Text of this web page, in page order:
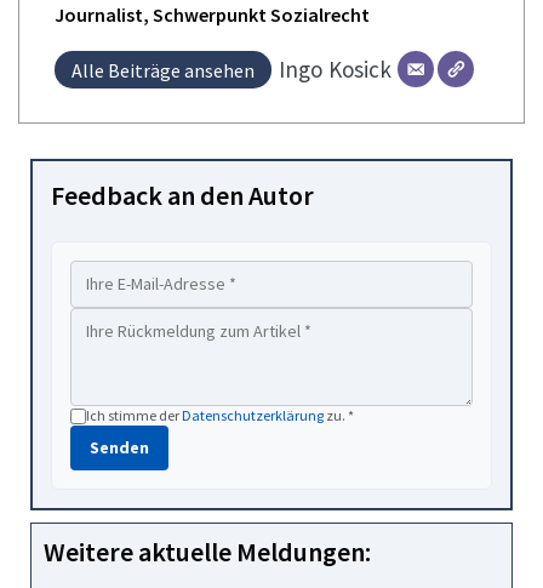
Journalist, Schwerpunkt Sozialrecht
Alle Beiträge ansehen Ingo Kosick
Feedback an den Autor
Ich stimme derDatenschutzerklärung zu. *
Senden
Weitere aktuelle Meldungen: